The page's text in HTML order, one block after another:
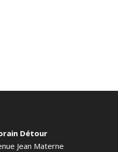
Détour
Jean Materne